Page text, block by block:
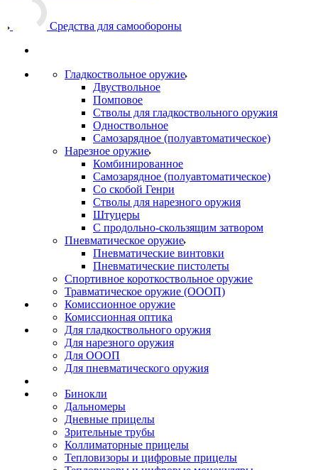
Средства для самообороны
Гладкоствольное оружие
Двуствольное
Помповое
Стволы для гладкоствольного оружия
Одноствольное
Самозарядное (полуавтоматическое)
Нарезное оружие
Комбинированное
Самозарядное (полуавтоматическое)
Со скобой Генри
Стволы для нарезного оружия
Штуцеры
С продольно-скользящим затвором
Пневматическое оружие
Пневматические винтовки
Пневматические пистолеты
Спортивное короткоствольное оружие
Травматическое оружие (ОООП)
Комиссионное оружие
Комиссионная оптика
Для гладкоствольного оружия
Для нарезного оружия
Для ОООП
Для пневматического оружия
Бинокли
Дальномеры
Дневные прицелы
Зрительные трубы
Коллиматорные прицелы
Тепловизоры и цифровые прицелы